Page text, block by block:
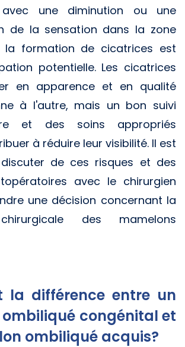
avec une diminution ou une
de la sensation dans la zone
la formation de cicatrices est
potentielle. Les cicatrices
en apparence et en qualité
à l'autre, mais un bon suivi
et des soins appropriés
à réduire leur visibilité. Il est
de ces risques et des
avec le chirurgien
une décision concernant la
des mamelons
la différence entre un
congénital et
ombiliqué acquis?